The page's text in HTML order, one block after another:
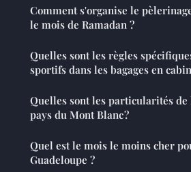
Comment s'organise le
le mois de Ramadan ?
Quelles sont les règles
sportifs dans les bagages en
Quelles sont les particularités
pays du Mont Blanc ?
Quel est le mois le moins cher
Guadeloupe ?